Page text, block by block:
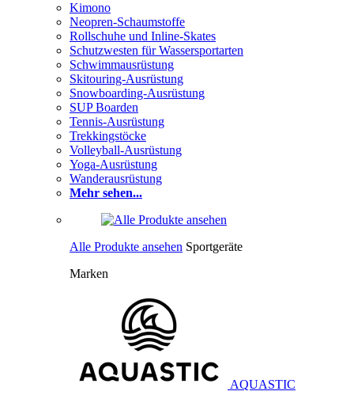
Kimono
Neopren-Schaumstoffe
Rollschuhe und Inline-Skates
Schutzwesten für Wassersportarten
Schwimmausrüstung
Skitouring-Ausrüstung
Snowboarding-Ausrüstung
SUP Boarden
Tennis-Ausrüstung
Trekkingstöcke
Volleyball-Ausrüstung
Yoga-Ausrüstung
Wanderausrüstung
Mehr sehen...
Alle Produkte ansehen Sportgeräte
Marken
AQUASTIC